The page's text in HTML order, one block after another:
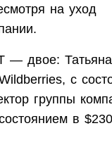
на уход
— двое: Татьяна
с
группы
в